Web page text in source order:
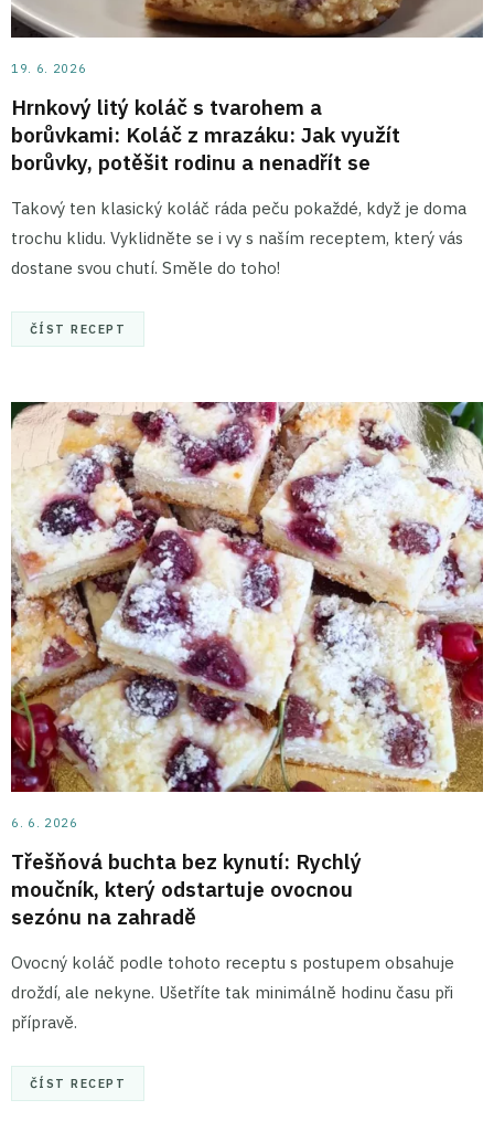
19. 6. 2026
Hrnkový litý koláč s tvarohem a
borůvkami: Koláč z mrazáku: Jak využít
borůvky, potěšit rodinu a nenadřít se
Takový ten klasický koláč ráda peču pokaždé, když je doma
trochu klidu. Vyklidněte se i vy s naším receptem, který vás
dostane svou chutí. Směle do toho!
ČÍST RECEPT
6. 6. 2026
Třešňová buchta bez kynutí: Rychlý
moučník, který odstartuje ovocnou
sezónu na zahradě
Ovocný koláč podle tohoto receptu s postupem obsahuje
droždí, ale nekyne. Ušetříte tak minimálně hodinu času při
přípravě.
ČÍST RECEPT